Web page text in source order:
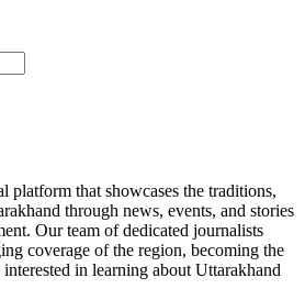
platform that showcases the traditions,
through news, events, and stories
Our team of dedicated journalists
coverage of the region, becoming the
in learning about Uttarakhand